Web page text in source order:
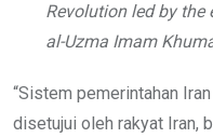
Revolution led by the
al-Uzma Imam
“Sistem pemerintahan
disetujui oleh rakyat Iran,